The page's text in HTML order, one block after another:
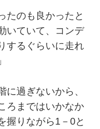
たのも良かったと
いていて、コンデ
するぐらいに走れ
過ぎないから、
ろまではいかなか
握りながら1－0と